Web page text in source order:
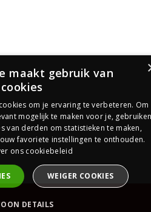
maakt gebruik van
cookies
om je ervaring te verbeteren. Om
mogelijk te maken voor je,
van derden om statistieken te maken,
favoriete instellingen te onthouden.
ons cookiebeleid
WEIGER COOKIES
DETAILS